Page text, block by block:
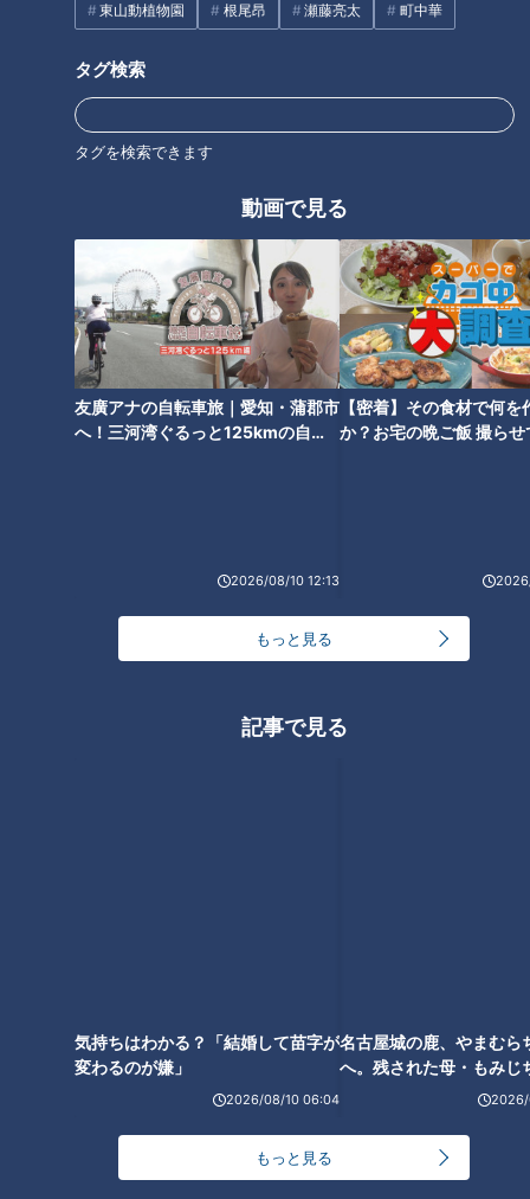
東山動植物園 根尾昂 瀬藤亮太 町中華
タグ検索
タグを検索できます
動画で見る
友廣アナの自転車旅｜愛知・蒲郡市
へ！三河湾ぐるっと125kmの自転
2026/08/10 12:13
【密着】その食材で何を
か？お宅の晩ご飯 撮らせ
もっと見る
記事で見る
2026/08/10 06:04 2026/
もっと見る
鶴瓶のスジナシ
「鶴瓶のスジナシ」動画
笑福亭鶴瓶とゲストがその日に知らされるセットの中で、台本（＝
スジ）ナシ・打合せナシ・ＮＧナシのぶっつけ本番で“即興ドラ
マ”を演じるバラエティ番組「スジナシ」。1998年にCBCテレビで
行役にフリーアナウンサーの中井美穂さんが加わりました。その
その魅力は、意外なストーリー展開や、想像を絶する結末など、台
本が無いからこそ生み出される多様なドラマ。お互いの意思が上手
く通じ合ったことで生まれた名作や意思の疎通が出来なかったこと
で生まれた快作…絶対に先がよめないハラハラドキドキ感で多くの
人の支持を得てきました。
そんなスジナシの名作・傑作選がYouTubeにて再び楽しめることに
なりました。毎週金曜20時に１話ずつ追加されていきます。是非
【小池栄子】『隣り合う２部
【白石美帆】『25年目のハグ』
（スジナシ）